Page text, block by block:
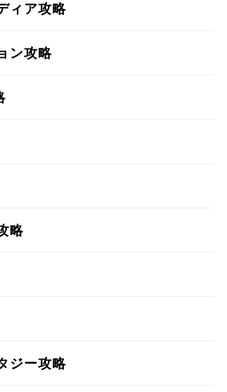
ィア攻略
ン攻略
略
ジー攻略